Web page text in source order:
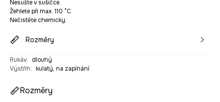
Nesušte v sušičce.
Žehlete při max. 110 °C.
Nečistěte chemicky.
Rozměry
Rukáv:
dlouhý
Výstřih: kulatý, na zapínání
Rozměry